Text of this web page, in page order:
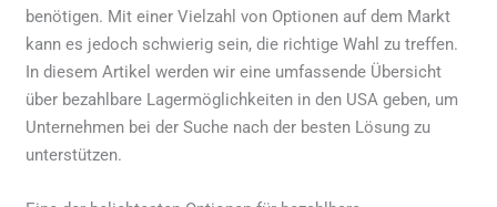
benötigen. Mit einer Vielzahl von Optionen auf dem Markt
kann es jedoch schwierig sein, die richtige Wahl zu treffen.
In diesem Artikel werden wir eine umfassende Übersicht
über bezahlbare Lagermöglichkeiten in den USA geben, um
Unternehmen bei der Suche nach der besten Lösung zu
unterstützen.